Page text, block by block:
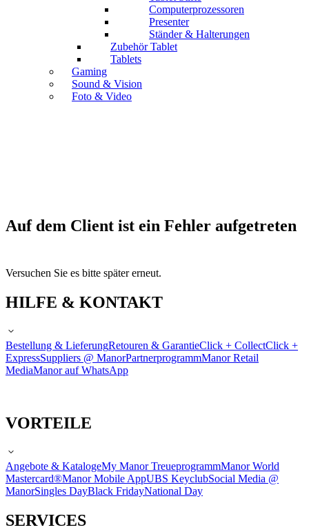
Computerprozessoren
Presenter
Ständer & Halterungen
Zubehör Tablet
Tablets
Gaming
Sound & Vision
Foto & Video
Auf dem Client ist ein Fehler aufgetreten
Versuchen Sie es bitte später erneut.
HILFE & KONTAKT
Bestellung & LieferungRetouren & GarantieClick + CollectClick +
ExpressSuppliers @ ManorPartnerprogrammManor Retail
MediaManor auf WhatsApp
VORTEILE
Angebote & KatalogeMy Manor TreueprogrammManor World
Mastercard®Manor Mobile AppUBS KeyclubSocial Media @
ManorSingles DayBlack FridayNational Day
SERVICES